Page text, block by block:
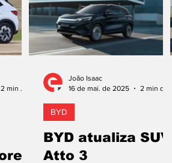
2 min de leitura
BYD atualiza SUV
Atto 3
BYD
João Isaac
16 de mai. de 2025